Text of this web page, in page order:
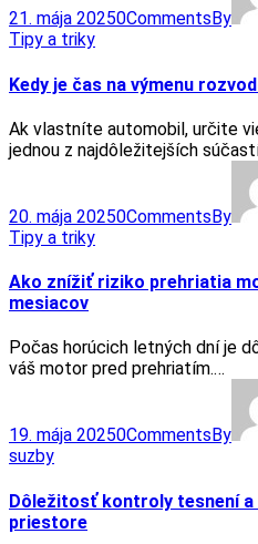
21. mája 20250Comments By
Tipy a triky
Kedy je čas na výmenu
Ak vlastníte automobil, určite
jednou z najdôležitejších
20. mája 20250CommentsBy
Tipy a triky
Ako znížiť riziko prehriatia
mesiacov
Počas horúcich letných dní je
váš motor pred prehriatím.…
19. mája 20250Comments By
suzby
Dôležitosť kontroly tesnení
priestore